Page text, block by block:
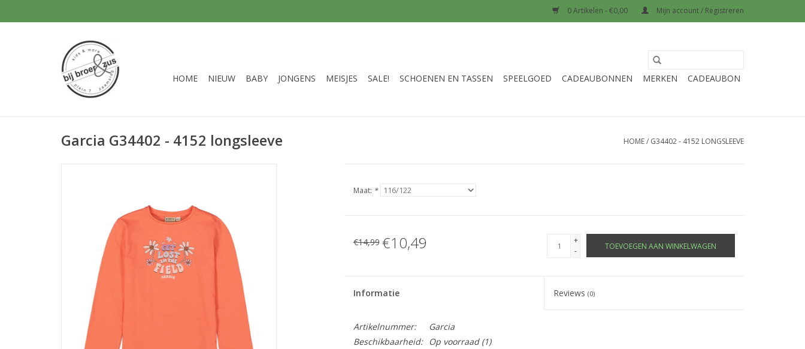
0 Artikelen - €0,00 Mijn account / Registreren
HOME NIEUW BABY JONGENS MEISJES SALE! SCHOENEN EN TASSEN SPEELGOED CADEAUBONNEN MERKEN CADEAUBON
Garcia G34402 - 4152 longsleeve HOME/ G34402 - 4152 LONGSLEEVE
Maat: *
€14,99 €10,49
+
-
TOEVOEGEN AAN WINKELWAGEN
Informatie Reviews(0)
Artikelnummer:
Garcia
Beschikbaarheid:
Op voorraad(1)